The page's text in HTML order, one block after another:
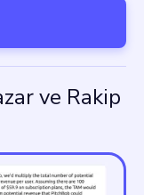
ve Rakip